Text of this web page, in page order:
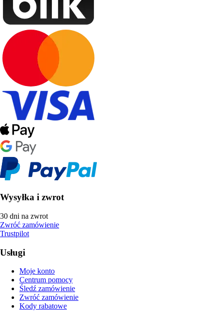
Wysyłka i zwrot
30 dni na zwrot
Zwróć zamówienie
Trustpilot
Usługi
Moje konto
Centrum pomocy
Śledź zamówienie
Zwróć zamówienie
Kody rabatowe